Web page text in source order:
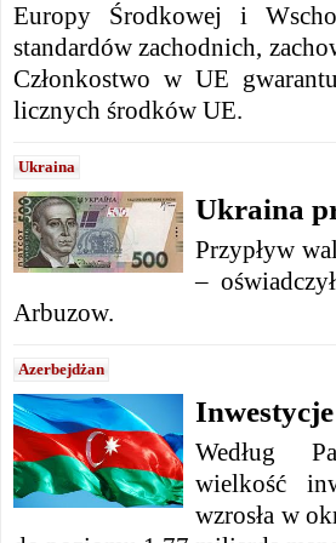
Europy Środkowej i
standardów zachodnich,
Członkostwo w UE
licznych środków UE.
Ukraina
Ukraina
Przypływ
–
Arbuzow.
Azerbejdżan
Według
wielkość
wzrosła w